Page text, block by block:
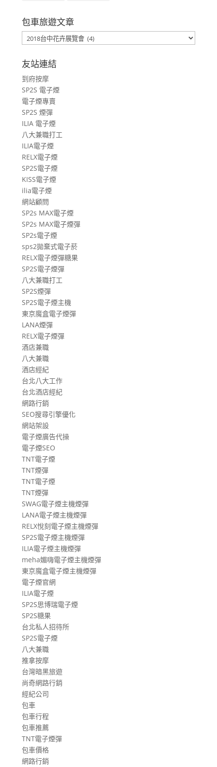
包車旅遊文章
包
車
旅
遊
文
章
友站連結
到府按摩
SP2S 電子煙
電子煙專賣
SP2S 煙彈
ILIA 電子煙
八大兼職打工
ILIA電子煙
RELX電子煙
SP2S電子煙
KISS電子煙
ilia電子煙
網站顧問
SP2s MAX電子煙
SP2s MAX電子煙彈
SP2s電子煙
sps2拋棄式電子菸
RELX電子煙彈糖果
SP2S電子煙彈
八大兼職打工
SP2S煙彈
SP2S電子煙主機
東京魔盒電子煙彈
LANA煙彈
RELX電子煙彈
酒店兼職
八大兼職
酒店經紀
台北八大工作
台北酒店經紀
網路行銷
SEO搜尋引擎優化
網站架設
電子煙廣告代操
電子煙SEO
TNT電子煙
TNT煙彈
TNT電子煙
TNT煙彈
SWAG電子煙主機煙彈
LANA電子煙主機煙彈
RELX悅刻電子煙主機煙彈
SP2S電子煙主機煙彈
ILIA電子煙主機煙彈
meha媚嗨電子煙主機煙彈
東京魔盒電子煙主機煙彈
電子煙官網
ILIA電子煙
SP2S思博瑞電子煙
SP2S糖果
台北私人招待所
SP2S電子煙
八大兼職
推拿按摩
台灣暗黑旅遊
尚奇網路行銷
經紀公司
包車
包車行程
包車推薦
TNT電子煙彈
包車價格
網路行銷